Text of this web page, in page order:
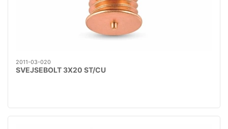
2011-03-020
SVEJSEBOLT 3X20 ST/CU